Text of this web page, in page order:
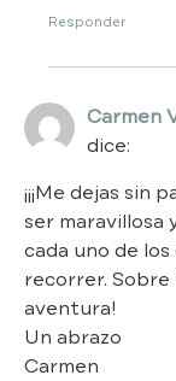
Responder
Carmen
dice:
¡¡¡Me dejas
ser maravillosa
cada uno de
recorrer.
aventura!
Un abrazo
Carmen